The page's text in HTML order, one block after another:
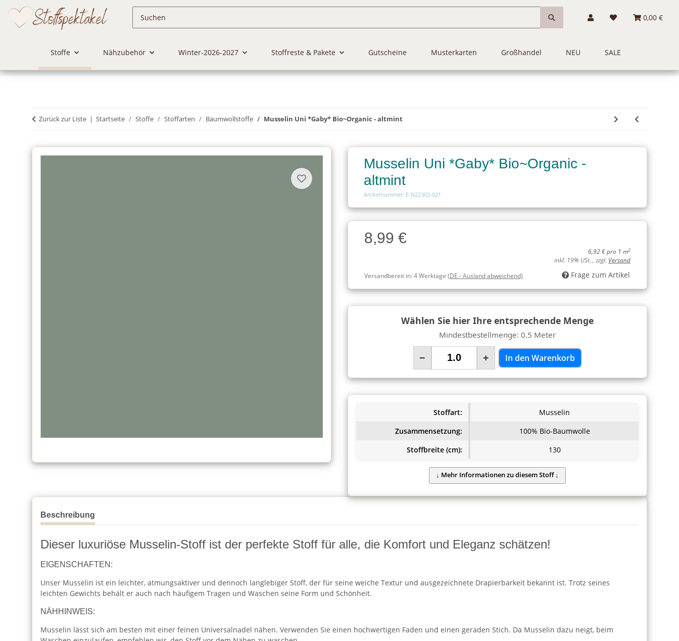
0,00 €
Stoffe Nähzubehör Winter-2026-2027 Stoffreste & Pakete Gutscheine Musterkarten Großhandel NEU SALE
Zurück zur Liste Startseite Stoffe Stoffarten Baumwollstoffe Musselin Uni *Gaby* Bio~Organic - altmint
Musselin Uni *Gaby* Bio~Organic -
altmint
Artikelnummer: E-N22303-021
Charge
Charge8,99 €
6,92 € pro 1 m2
inkl. 19% USt. , zzgl. Versand
Versandbereit in:4 Werktage (DE - Ausland abweichend) Frage zum Artikel
Wählen Sie hier Ihre entsprechende Menge
Mindestbestellmenge: 0.5 Meter
− + In den Warenkorb
Stoffart:
Musselin
Zusammensetzung:
100% Bio-Baumwolle
Stoffbreite (cm):
130
Beschreibung
Dieser luxuriöse Musselin-Stoff ist der perfekte Stoff für alle, die Komfort und Eleganz schätzen!
EIGENSCHAFTEN:
Unser Musselin ist ein leichter, atmungsaktiver und dennoch langlebiger Stoff, der für seine weiche Textur und ausgezeichnete Drapierbarkeit bekannt ist. Trotz seines
leichten Gewichts behält er auch nach häufigem Tragen und Waschen seine Form und Schönheit.
NÄHHINWEIS:
Musselin lässt sich am besten mit einer feinen Universalnadel nähen. Verwenden Sie einen hochwertigen Faden und einen geraden Stich. Da Musselin dazu neigt, beim